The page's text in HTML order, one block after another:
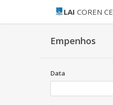
LAI COREN CE
Empenhos
Data